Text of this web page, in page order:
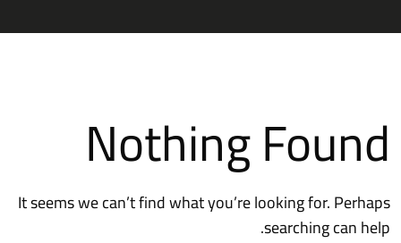
Nothing Found
It seems we can’t find what you’re looking for. Perhaps
searching can help.